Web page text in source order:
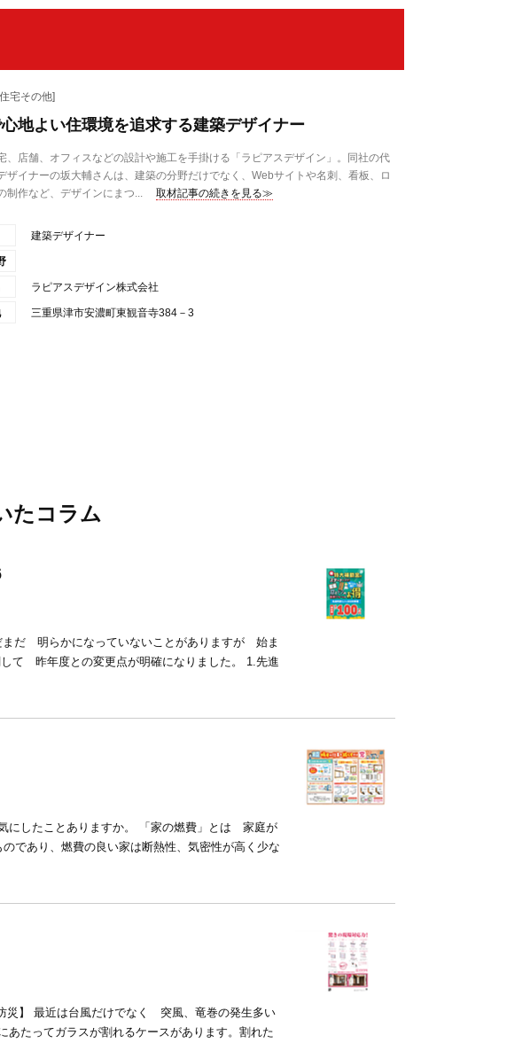
宅その他]
地よい住環境を追求する建築デザイナー
、店舗、オフィスなどの設計や施工を手掛ける「ラピアスデザイン」。同社の代
ザイナーの坂大輔さんは、建築の分野だけでなく、Webサイトや名刺、看板、ロ
制作など、デザインにまつ...
取材記事の続きを見る≫
建築デザイナー
ラピアスデザイン株式会社
三重県津市安濃町東観音寺384－3
たコラム
だ 明らかになっていないことがありますが 始ま
て 昨年度との変更点が明確になりました。 1.先進
にしたことありますか。 「家の燃費」とは 家庭が
であり、燃費の良い家は断熱性、気密性が高く少な
災】 最近は台風だけでなく 突風、竜巻の発生多い
あたってガラスが割れるケースがあります。割れた